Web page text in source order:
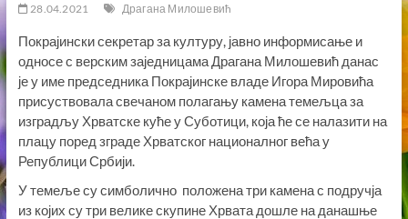
28.04.2021 Драгана Милошевић
Покрајински секретар за културу, јавно информисање и
односе с верским заједницама Драгана Милошевић данас
је у име председника Покрајинске владе Игора Мировића
присуствовала свечаном полагању камена темељца за
изградљу Хрватске куће у Суботици, која ће се налазити на
плацу поред зграде Хрватског националног већа у
Републици Србији.
У темеље су симболично положена три камена с подручја
из којих су три велике скупине Хрвата дошле на данашње